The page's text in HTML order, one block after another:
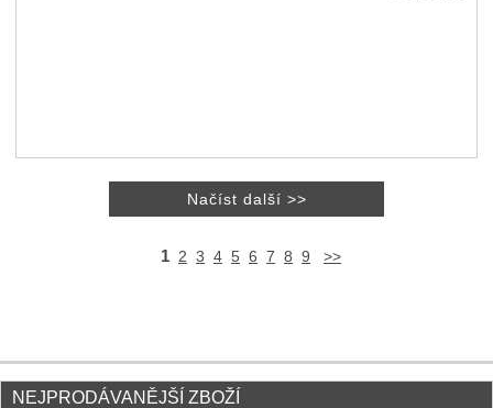
1 2 3 4 5 6 7 8 9 >>
NEJPRODÁVANĚJŠÍ ZBOŽÍ